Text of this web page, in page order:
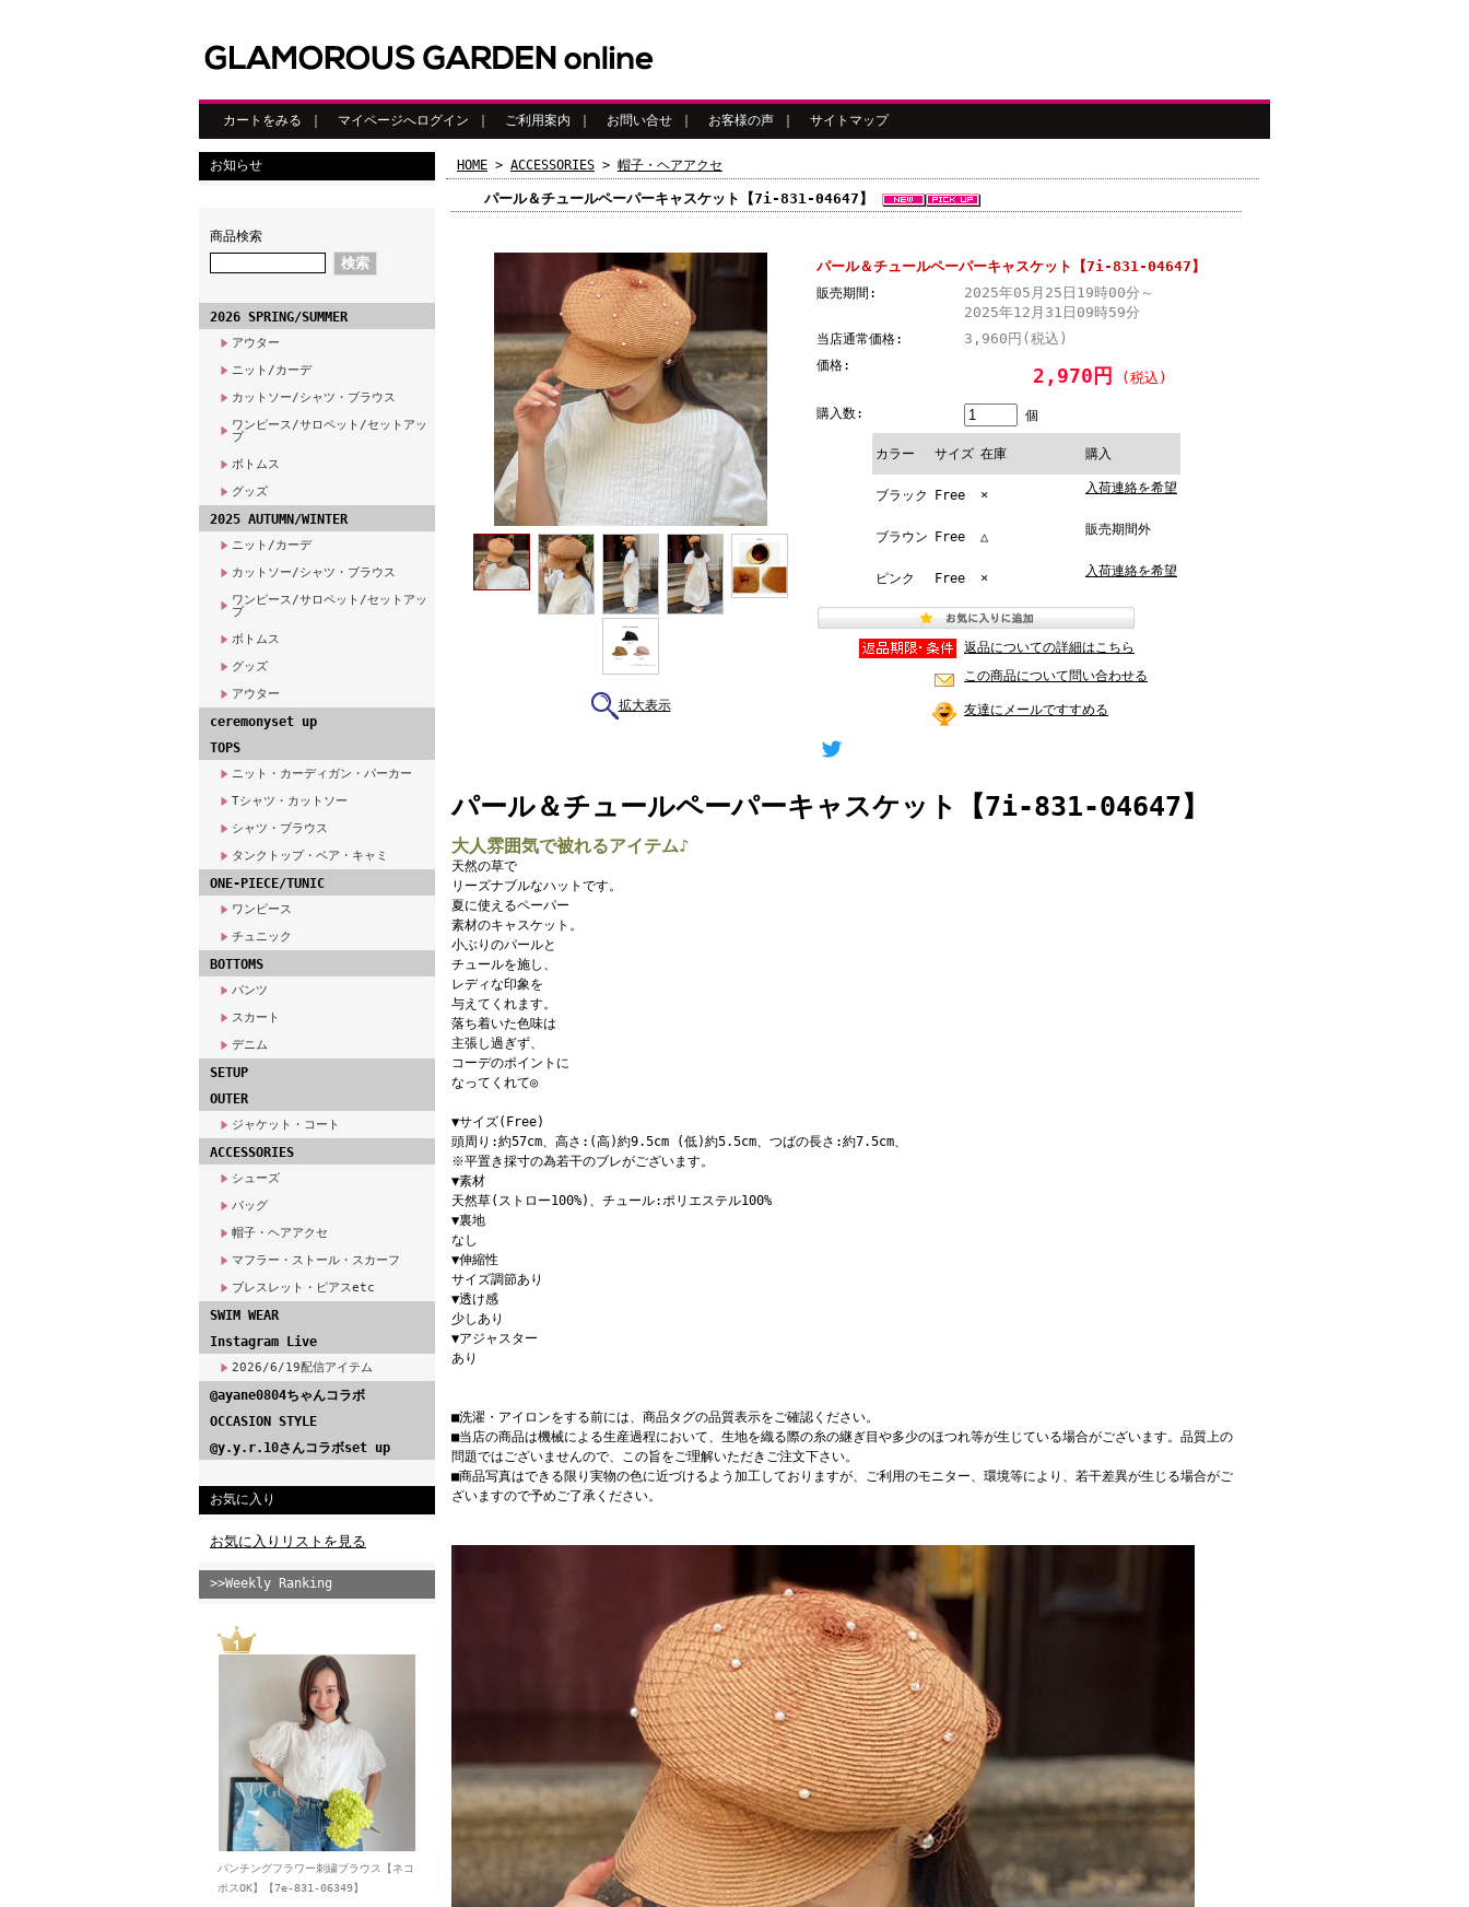
カートをみる マイページへログイン ご利用案内 お問い合せ お客様の声 サイトマップ
お知らせ
商品検索
2026 SPRING/SUMMER
アウター
ニット/カーデ
カットソー/シャツ・ブラウス
ワンピース/サロペット/セットアッ
プ
ボトムス
グッズ
2025 AUTUMN/WINTER
ニット/カーデ
カットソー/シャツ・ブラウス
ワンピース/サロペット/セットアッ
プ
ボトムス
グッズ
アウター
ceremonyset up
TOPS
ニット・カーディガン・パーカー
Tシャツ・カットソー
シャツ・ブラウス
タンクトップ・ベア・キャミ
ONE-PIECE/TUNIC
ワンピース
チュニック
BOTTOMS
パンツ
スカート
デニム
SETUP
OUTER
ジャケット・コート
ACCESSORIES
シューズ
バッグ
帽子・ヘアアクセ
マフラー・ストール・スカーフ
ブレスレット・ピアスetc
SWIM WEAR
Instagram Live
2026/6/19配信アイテム
@ayane0804ちゃんコラボ
OCCASION STYLE
@y.y.r.10さんコラボset up
お気に入り
お気に入りリストを見る
>>Weekly Ranking
パンチングフラワー刺繍ブラウス【ネコ
ポスOK】【7e-831-06349】
HOME > ACCESSORIES > 帽子・ヘアアクセ
パール＆チュールペーパーキャスケット【7i-831-04647】
拡大表示
パール＆チュールペーパーキャスケット【7i-831-04647】
販売期間:
2025年05月25日19時00分～
2025年12月31日09時59分
当店通常価格: 3,960円(税込)
価格: 2,970円 (税込)
購入数: 個
カラー サイズ 在庫 購入
ブラック Free × 入荷連絡を希望
ブラウン Free △ 販売期間外
ピンク Free × 入荷連絡を希望
返品についての詳細はこちら
この商品について問い合わせる
友達にメールですすめる
パール＆チュールペーパーキャスケット【7i-831-04647】
大人雰囲気で被れるアイテム♪
天然の草で
リーズナブルなハットです。
夏に使えるペーパー
素材のキャスケット。
小ぶりのパールと
チュールを施し、
レディな印象を
与えてくれます。
落ち着いた色味は
主張し過ぎず、
コーデのポイントに
なってくれて◎
▼サイズ(Free)
頭周り:約57cm、高さ:(高)約9.5cm (低)約5.5cm、つばの長さ:約7.5cm、
※平置き採寸の為若干のブレがございます。
▼素材
天然草(ストロー100%)、チュール:ポリエステル100%
▼裏地
なし
▼伸縮性
サイズ調節あり
▼透け感
少しあり
▼アジャスター
あり
■洗濯・アイロンをする前には、商品タグの品質表示をご確認ください。
■当店の商品は機械による生産過程において、生地を織る際の糸の継ぎ目や多少のほつれ等が生じている場合がございます。品質上の
問題ではございませんので、この旨をご理解いただきご注文下さい。
■商品写真はできる限り実物の色に近づけるよう加工しておりますが、ご利用のモニター、環境等により、若干差異が生じる場合がご
ざいますので予めご了承ください。